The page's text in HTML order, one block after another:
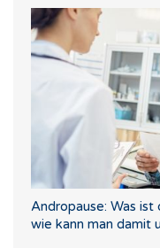
Andropause: Was ist
wie kann man damit